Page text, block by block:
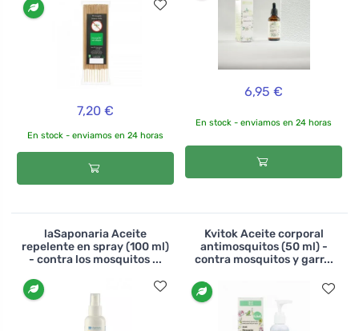
7,20 €
En stock - enviamos en 24 horas
6,95 €
En stock - enviamos en 24 horas
laSaponaria Aceite
repelente en spray (100 ml)
- contra los mosquitos ...
Kvitok Aceite corporal
antimosquitos (50 ml) -
contra mosquitos y garr...